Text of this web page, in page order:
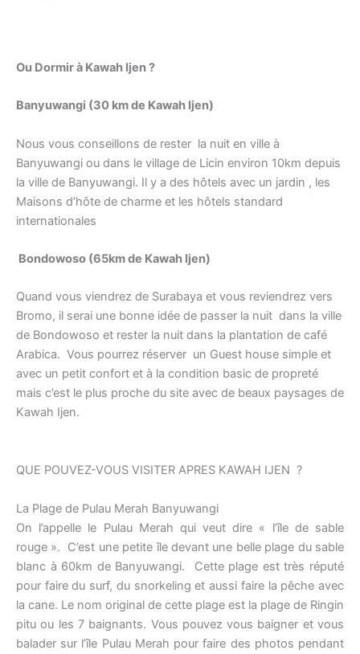
Ou Dormir à Kawah Ijen ?
Banyuwangi (30 km de Kawah Ijen)
Nous vous conseillons de rester la nuit en ville à
Banyuwangi ou dans le village de Licin environ 10km depuis
la ville de Banyuwangi. Il y a des hôtels avec un jardin , les
Maisons d’hôte de charme et les hôtels standard
internationales
Bondowoso (65km de Kawah Ijen)
Quand vous viendrez de Surabaya et vous reviendrez vers
Bromo, il serai une bonne idée de passer la nuit dans la ville
de Bondowoso et rester la nuit dans la plantation de café
Arabica. Vous pourrez réserver un Guest house simple et
avec un petit confort et à la condition basic de propreté
mais c’est le plus proche du site avec de beaux paysages de
Kawah Ijen.
QUE POUVEZ-VOUS VISITER APRES KAWAH IJEN ?
La Plage de Pulau Merah Banyuwangi
On l’appelle le Pulau Merah qui veut dire « l’île de sable
rouge ». C’est une petite île devant une belle plage du sable
blanc à 60km de Banyuwangi. Cette plage est très réputé
pour faire du surf, du snorkeling et aussi faire la pêche avec
la cane. Le nom original de cette plage est la plage de Ringin
pitu ou les 7 baignants. Vous pouvez vous baigner et vous
balader sur l’île Pulau Merah pour faire des photos pendant